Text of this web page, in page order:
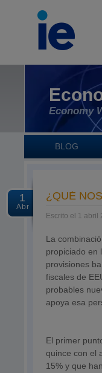
Economy
BLOG
1
Abr
¿QUÉ
Escrito el 1 abril
La
propiciado en
provisiones
fiscales de
probables
apoya esa
El primer
quince con el
15% y que